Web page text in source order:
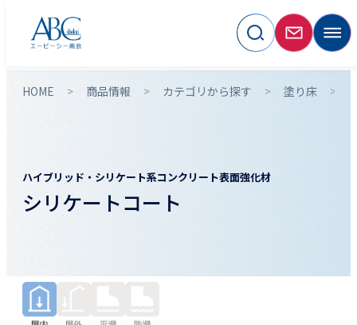
HOME 商品情報 カテゴリから探す 塗り床
ハイブリッド・シリケート系コンクリート表面強化材
シリケートコート